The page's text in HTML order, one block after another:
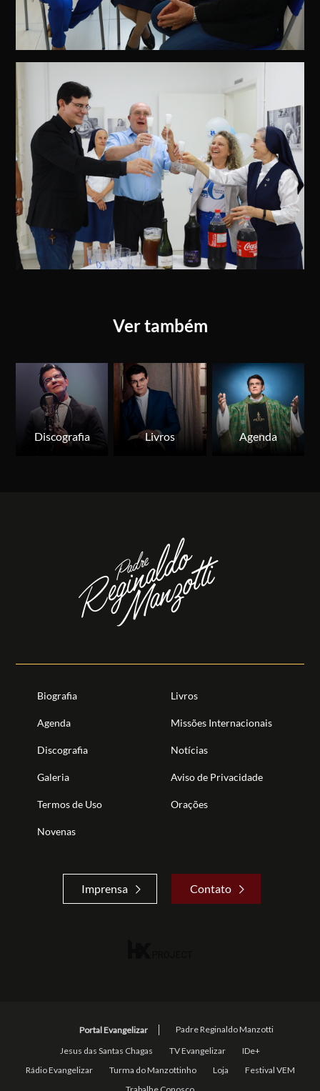
Ver também
Discografia Livros Agenda
Biografia Livros
Agenda Missões Internacionais
Discografia Notícias
Galeria Aviso de Privacidade
Termos de Uso Orações
Novenas
Imprensa Contato